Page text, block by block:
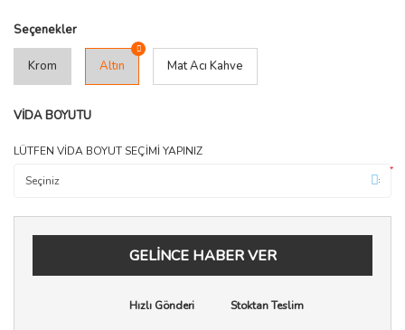
Seçenekler
Krom Altın Mat Acı Kahve
VİDA BOYUTU
LÜTFEN VİDA BOYUT SEÇİMİ YAPINIZ
*
GELİNCE HABER VER
Hızlı Gönderi Stoktan Teslim